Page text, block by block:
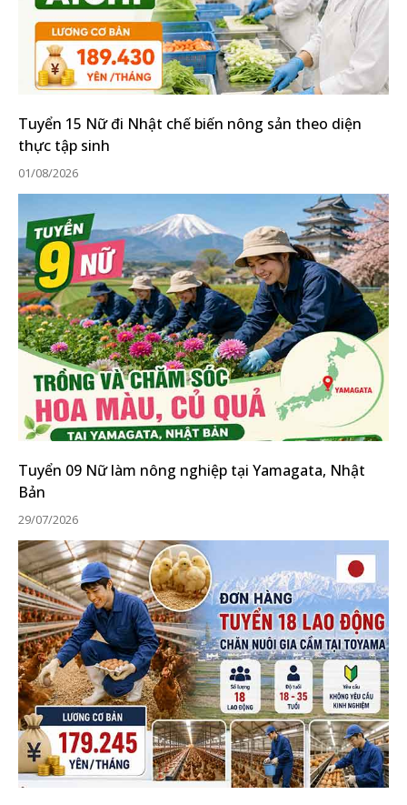
Tuyển 15 Nữ đi Nhật chế biến nông sản theo diện
thực tập sinh
01/08/2026
Tuyển 09 Nữ làm nông nghiệp tại Yamagata, Nhật
Bản
29/07/2026